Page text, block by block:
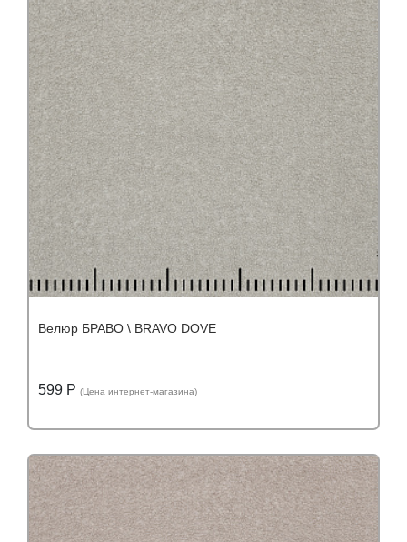
Велюр БРАВО \ BRAVO DOVE
599 Р (Цена интернет-магазина)